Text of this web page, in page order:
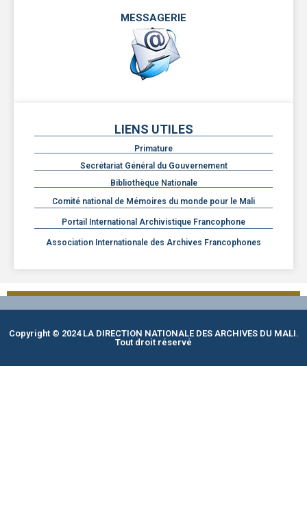
MESSAGERIE
LIENS UTILES
Primature
Secrétariat Général du Gouvernement
Bibliothèque Nationale
Comité national de Mémoires du monde pour le Mali
Portail International Archivistique Francophone
Association Internationale des Archives Francophones
Copyright © 2024 LA DIRECTION NATIONALE DES ARCHIVES DU MALI.
Tout droit réservé